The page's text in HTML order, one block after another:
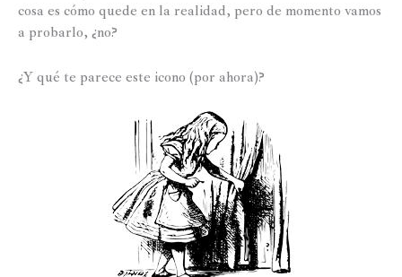
cosa es cómo quede en la realidad, pero de momento vamos
a probarlo, ¿no?
¿Y qué te parece este icono (por ahora)?